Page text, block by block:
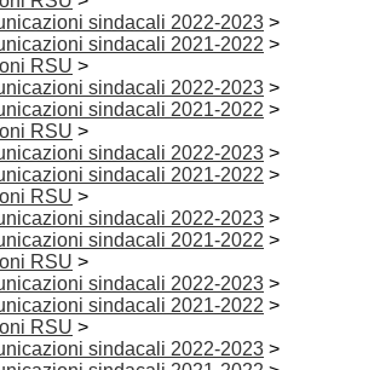
sindacali 2022-2023 >
sindacali 2021-2022 >
RSU >
sindacali 2022-2023 >
sindacali 2021-2022 >
RSU >
sindacali 2022-2023 >
sindacali 2021-2022 >
RSU >
sindacali 2022-2023 >
sindacali 2021-2022 >
RSU >
sindacali 2022-2023 >
sindacali 2021-2022 >
RSU >
sindacali 2022-2023 >